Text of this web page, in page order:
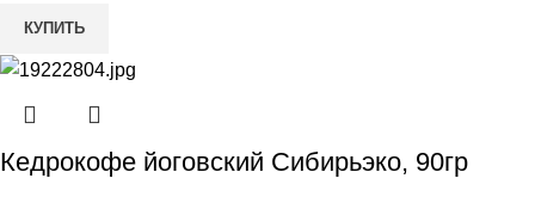
КУПИТЬ
Кедрокофе йоговский Сибирьэко, 90гр